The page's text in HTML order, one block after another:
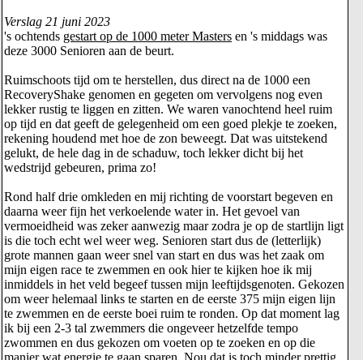
Verslag 21 juni 2023
's ochtends gestart op de 1000 meter Masters en 's middags was
deze 3000 Senioren aan de beurt.
Ruimschoots tijd om te herstellen, dus direct na de 1000 een
RecoveryShake genomen en gegeten om vervolgens nog even
lekker rustig te liggen en zitten. We waren vanochtend heel ruim
op tijd en dat geeft de gelegenheid om een goed plekje te zoeken,
rekening houdend met hoe de zon beweegt. Dat was uitstekend
gelukt, de hele dag in de schaduw, toch lekker dicht bij het
wedstrijd gebeuren, prima zo!
Rond half drie omkleden en mij richting de voorstart begeven en
daarna weer fijn het verkoelende water in. Het gevoel van
vermoeidheid was zeker aanwezig maar zodra je op de startlijn ligt
is die toch echt wel weer weg. Senioren start dus de (letterlijk)
grote mannen gaan weer snel van start en dus was het zaak om
mijn eigen race te zwemmen en ook hier te kijken hoe ik mij
inmiddels in het veld begeef tussen mijn leeftijdsgenoten. Gekozen
om weer helemaal links te starten en de eerste 375 mijn eigen lijn
te zwemmen en de eerste boei ruim te ronden. Op dat moment lag
ik bij een 2-3 tal zwemmers die ongeveer hetzelfde tempo
zwommen en dus gekozen om voeten op te zoeken en op die
manier wat energie te gaan sparen. Nou dat is toch minder prettig